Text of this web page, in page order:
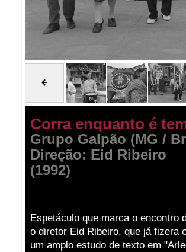
Corra enquanto é
Grupo Galpão (MG /
Direção: Eid Ribeiro
(1992)
Espetáculo que marca o encontro
o diretor Eid Ribeiro, que já fizera
um amplo estudo de texto em